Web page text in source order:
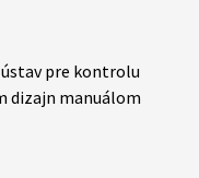
pre kontrolu
dizajn manuálom